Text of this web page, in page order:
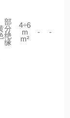
部
分
绝
缘
4÷6
m
m²
- -